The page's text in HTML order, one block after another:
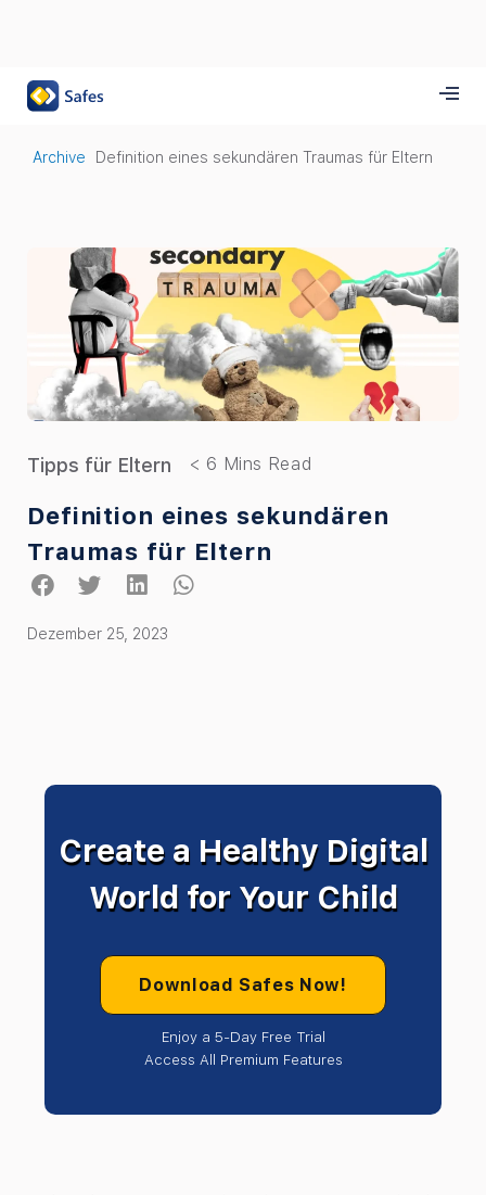
Archive Definition eines sekundären Traumas für Eltern
Tipps für Eltern
Definition eines sekundären
Traumas für Eltern
Dezember 25, 2023
Create a Healthy Digital
World for Your Child
Download Safes Now!
Enjoy a 5-Day Free Trial
Access All Premium Features